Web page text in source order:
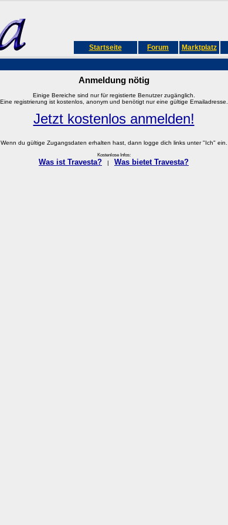
Startseite Forum Marktplatz
Anmeldung nötig
Einige Bereiche sind nur für registierte Benutzer zugänglich.
Eine registrierung ist kostenlos, anonym und benötigt nur eine gültige Emailadresse.
Jetzt kostenlos anmelden!
Wenn du gültige Zugangsdaten erhalten hast, dann logge dich links unter "Ich" ein.
Kostenlose Infos:
Was ist Travesta? Was bietet Travesta?